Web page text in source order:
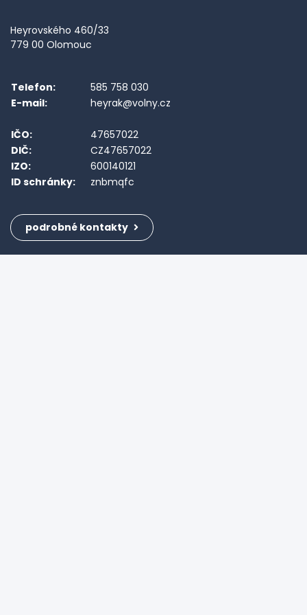
Heyrovského 460/33
779 00 Olomouc
Telefon:
585 758 030
E-mail:
heyrak@volny.cz
IČO:
47657022
DIČ:
CZ47657022
IZO:
600140121
ID schránky:
znbmqfc
podrobné kontakty